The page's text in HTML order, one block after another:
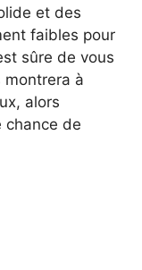
et des
faibles pour
sûre de vous
montrera à
alors
chance de